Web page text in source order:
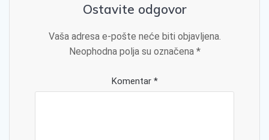
Ostavite odgovor
Vaša adresa e-pošte neće biti objavljena.
Neophodna polja su označena *
Komentar *